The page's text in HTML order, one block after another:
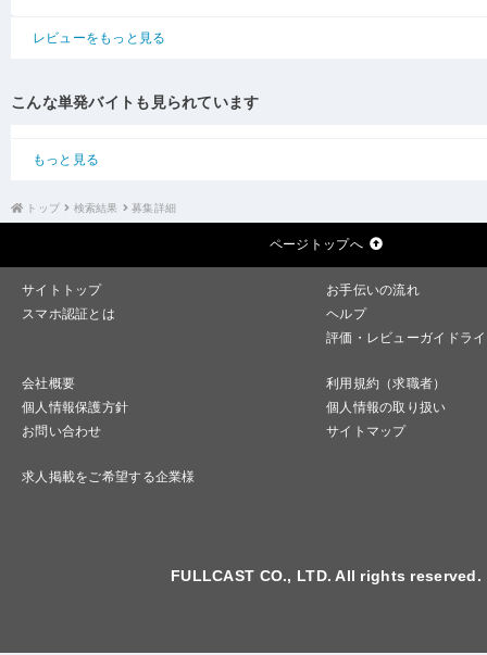
レビューをもっと見る
こんな単発バイトも見られています
もっと見る
トップ 検索結果 募集詳細
ページトップへ
サイトトップ
お手伝いの流れ
スマホ認証とは
ヘルプ
評価・レビューガイドラ
会社概要
利用規約（求職者）
個人情報保護方針
個人情報の取り扱い
お問い合わせ
サイトマップ
求人掲載をご希望する企業様
FULLCAST CO., LTD. All rights reserved.